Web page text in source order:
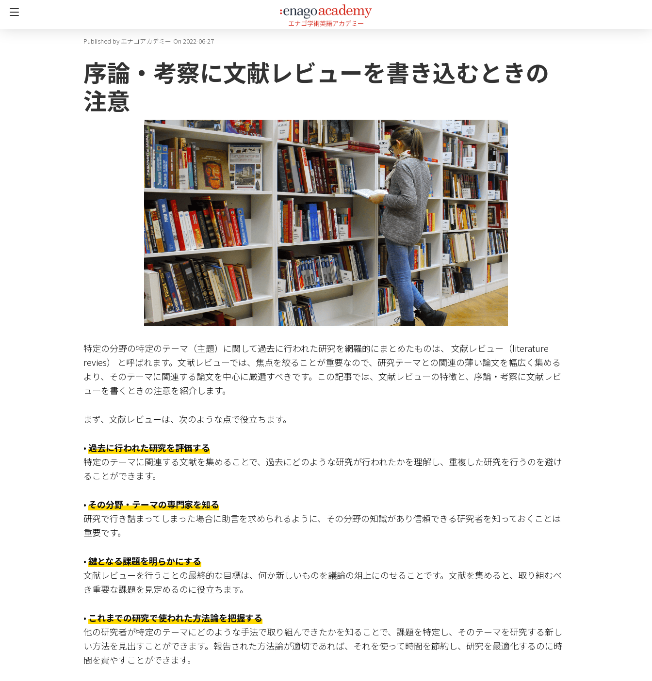
エナゴアカデミー On 2022-06-27
序論・考察に文献レビューを書き込むときの
注意
特定の分野の特定のテーマ（主題）に関して過去に行われた研究を網羅的にまとめたものは、 文献レビュー（literature
revies） と呼ばれます。文献レビューでは、焦点を絞ることが重要なので、研究テーマとの関連の薄い論文を幅広く集める
より、そのテーマに関連する論文を中心に厳選すべきです。この記事では、文献レビューの特徴と、序論・考察に文献レビ
ューを書くときの注意を紹介します。
まず、文献レビューは、次のような点で役立ちます。
•過去に行われた研究を評価する
特定のテーマに関連する文献を集めることで、過去にどのような研究が行われたかを理解し、重複した研究を行うのを避け
ることができます。
•その分野・テーマの専門家を知る
研究で行き詰まってしまった場合に助言を求められるように、その分野の知識があり信頼できる研究者を知っておくことは
重要です。
•鍵となる課題を明らかにする
文献レビューを行うことの最終的な目標は、何か新しいものを議論の俎上にのせることです。文献を集めると、取り組むべ
き重要な課題を見定めるのに役立ちます。
•これまでの研究で使われた方法論を把握する
他の研究者が特定のテーマにどのような手法で取り組んできたかを知ることで、課題を特定し、そのテーマを研究する新し
い方法を見出すことができます。報告された方法論が適切であれば、それを使って時間を節約し、研究を最適化するのに時
間を費やすことができます。